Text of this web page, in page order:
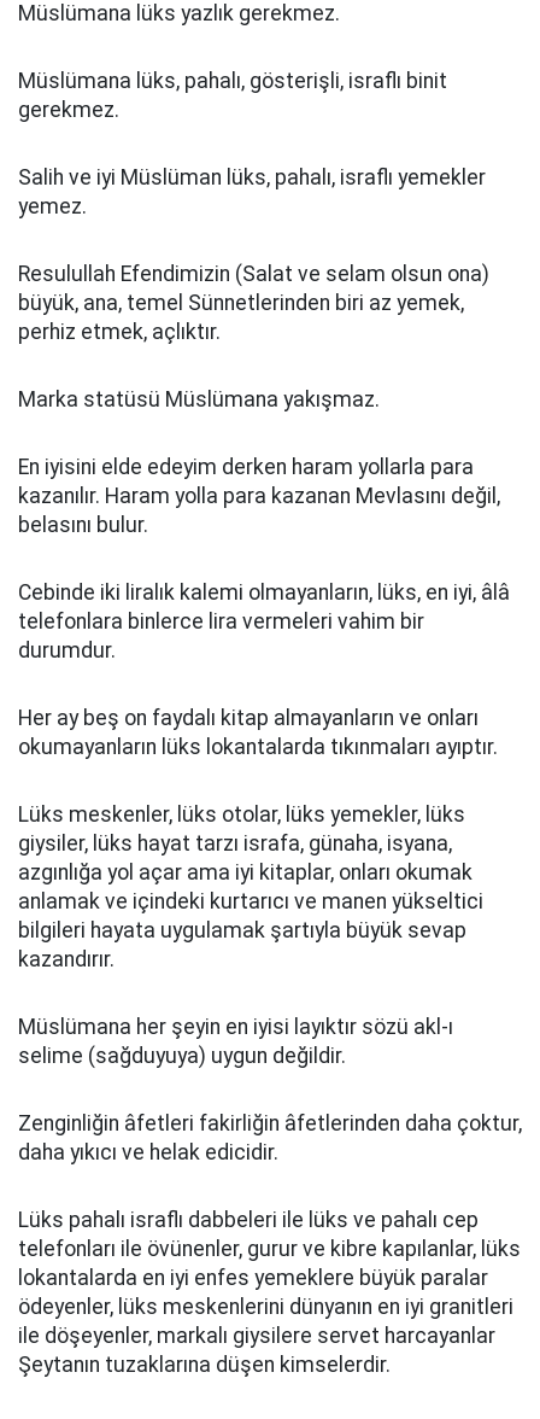
Müslümana lüks yazlık gerekmez.
Müslümana lüks, pahalı, gösterişli, israflı binit
gerekmez.
Salih ve iyi Müslüman lüks, pahalı, israflı yemekler
yemez.
Resulullah Efendimizin (Salat ve selam olsun ona)
büyük, ana, temel Sünnetlerinden biri az yemek,
perhiz etmek, açlıktır.
Marka statüsü Müslümana yakışmaz.
En iyisini elde edeyim derken haram yollarla para
kazanılır. Haram yolla para kazanan Mevlasını değil,
belasını bulur.
Cebinde iki liralık kalemi olmayanların, lüks, en iyi, âlâ
telefonlara binlerce lira vermeleri vahim bir
durumdur.
Her ay beş on faydalı kitap almayanların ve onları
okumayanların lüks lokantalarda tıkınmaları ayıptır.
Lüks meskenler, lüks otolar, lüks yemekler, lüks
giysiler, lüks hayat tarzı israfa, günaha, isyana,
azgınlığa yol açar ama iyi kitaplar, onları okumak
anlamak ve içindeki kurtarıcı ve manen yükseltici
bilgileri hayata uygulamak şartıyla büyük sevap
kazandırır.
Müslümana her şeyin en iyisi layıktır sözü akl-ı
selime (sağduyuya) uygun değildir.
Zenginliğin âfetleri fakirliğin âfetlerinden daha çoktur,
daha yıkıcı ve helak edicidir.
Lüks pahalı israflı dabbeleri ile lüks ve pahalı cep
telefonları ile övünenler, gurur ve kibre kapılanlar, lüks
lokantalarda en iyi enfes yemeklere büyük paralar
ödeyenler, lüks meskenlerini dünyanın en iyi granitleri
ile döşeyenler, markalı giysilere servet harcayanlar
Şeytanın tuzaklarına düşen kimselerdir.